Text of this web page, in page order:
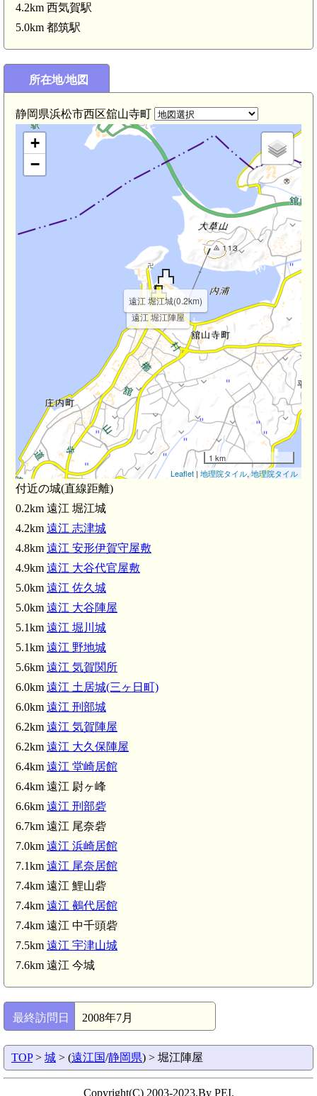
4.2km 西気賀駅
5.0km 都筑駅
所在地/地図
静岡県浜松市西区舘山寺町
湖佐久米駅(3.0km)
遠江 堀江陣屋
遠江 堀江城(0.2km)
遠江 志津城(4.2km)
+
−
1 km
Leaflet | 地理院タイル,地理院タイル
付近の城(直線距離)
0.2km 遠江 堀江城
4.2km 遠江 志津城
4.8km 遠江 安形伊賀守屋敷
4.9km 遠江 大谷代官屋敷
5.0km 遠江 佐久城
5.0km 遠江 大谷陣屋
5.1km 遠江 堀川城
5.1km 遠江 野地城
5.6km 遠江 気賀関所
6.0km 遠江 土居城(三ヶ日町)
6.0km 遠江 刑部城
6.2km 遠江 気賀陣屋
6.2km 遠江 大久保陣屋
6.4km 遠江 堂崎居館
6.4km 遠江 尉ヶ峰
6.6km 遠江 刑部砦
6.7km 遠江 尾奈砦
7.0km 遠江 浜崎居館
7.1km 遠江 尾奈居館
7.4km 遠江 鯉山砦
7.4km 遠江 鵺代居館
7.4km 遠江 中千頭砦
7.5km 遠江 宇津山城
7.6km 遠江 今城
最終訪問日 2008年7月
TOP> 城 > (遠江国/静岡県) > 堀江陣屋
Copyright(C) 2003-2023,By PEI.